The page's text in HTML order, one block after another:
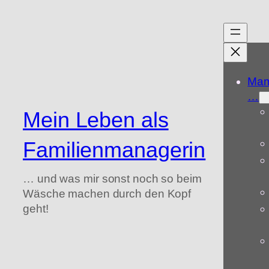
Mein Leben als
Familienmanagerin
… und was mir sonst noch so beim
Wäsche machen durch den Kopf
geht!
…